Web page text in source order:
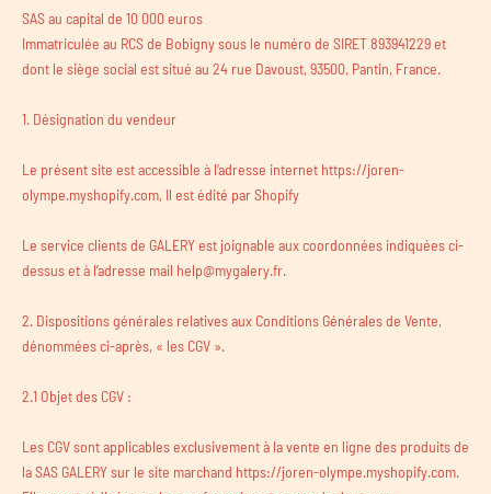
SAS au capital de 10 000 euros
Immatriculée au RCS de Bobigny sous le numéro de SIRET 893941229 et
dont le siège social est situé au 24 rue Davoust, 93500, Pantin, France.
1. Désignation du vendeur
Le présent site est accessible à l’adresse internet https://joren-
olympe.myshopify.com, Il est édité par Shopify
Le service clients de GALERY est joignable aux coordonnées indiquées ci-
dessus et à l’adresse mail help@mygalery.fr.
2. Dispositions générales relatives aux Conditions Générales de Vente,
dénommées ci-après, « les CGV ».
2.1 Objet des CGV :
Les CGV sont applicables exclusivement à la vente en ligne des produits de
la SAS GALERY sur le site marchand https://joren-olympe.myshopify.com.